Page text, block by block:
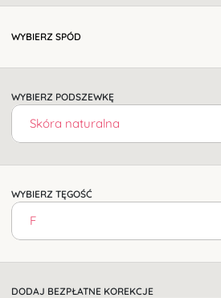
WYBIERZ SPÓD
WYBIERZ PODSZEWKĘ
WYBIERZ TĘGOŚĆ
DODAJ BEZPŁATNE KOREKCJE